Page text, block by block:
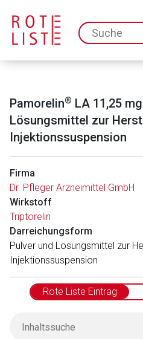
Pamorelin® LA 11,25
Lösungsmittel zur
Injektionssuspension
Firma
Dr. Pfleger Arzneimittel GmbH
Wirkstoff
Triptorelin
Darreichungsform
Pulver und Lösungsmittel zur
Injektionssuspension
Rote Liste Eintrag